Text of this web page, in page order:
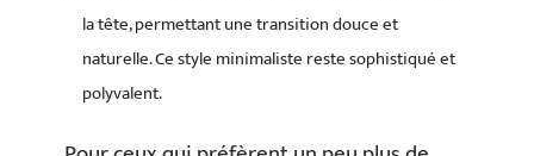
la tête, permettant une transition douce et
naturelle. Ce style minimaliste reste sophistiqué et
polyvalent.